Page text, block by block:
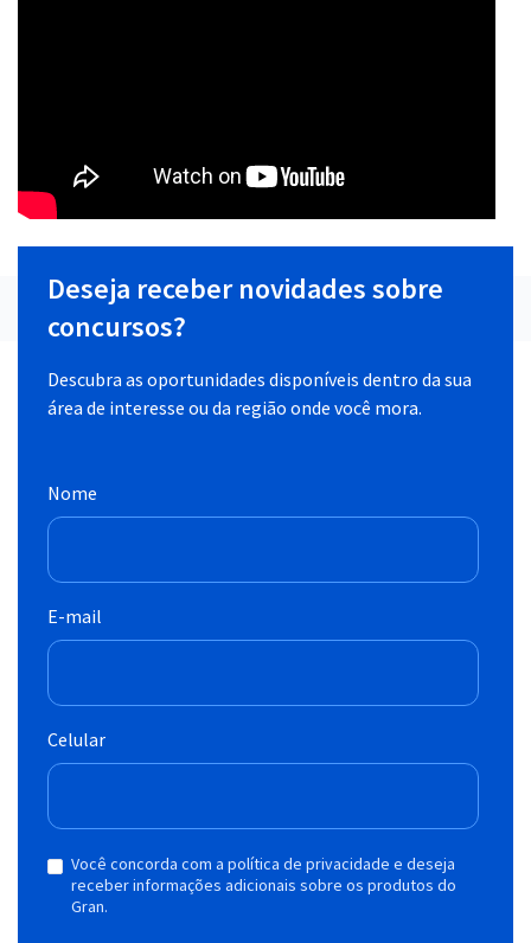
Deseja receber novidades sobre
concursos?
Descubra as oportunidades disponíveis dentro da sua
área de interesse ou da região onde você mora.
Nome
E-mail
Celular
Você concorda com a política de privacidade e deseja
receber informações adicionais sobre os produtos do
Gran.